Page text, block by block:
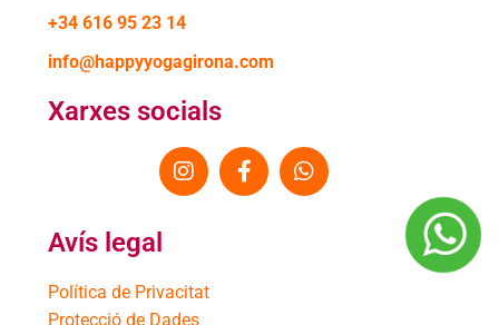
+34 616 95 23 14
info@happyyogagirona.com
Xarxes socials
Avís legal
Política de Privacitat
Protecció de Dades